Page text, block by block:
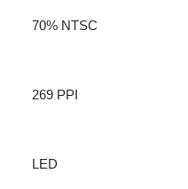
70% NTSC
269 PPI
LED